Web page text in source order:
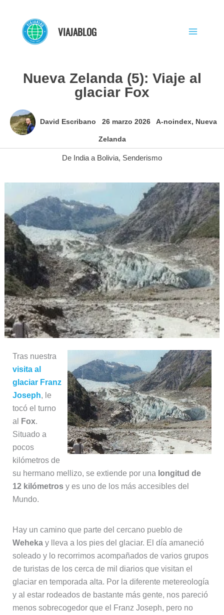
contenido
VIAJABLOG
Nueva Zelanda (5): Viaje al
glaciar Fox
David Escribano 26 marzo 2026 A-noindex, Nueva
Zelanda
De India a Bolivia, Senderismo
Tras nuestra
visita al
glaciar Franz
Joseph, le
tocó el turno
al
Fox.
Situado a
pocos
kilómetros de
su hermano mellizo, se extiende por una longitud de
12 kilómetrosy es uno de los más accesibles del
Mundo.
Hay un camino que parte del cercano pueblo de
Wehekay lleva a los pies del glaciar. El día amaneció
soleado y lo recorrimos acompañados de varios grupos
de turistas de los cerca de mil diarios que visitan el
glaciar en temporada alta. Por la diferente metereología
y al estar rodeados de bastante más gente, nos pareció
menos sobrecogedor que el Franz Joseph, pero no